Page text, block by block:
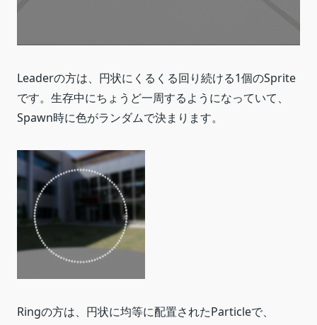
Leaderの方は、円状にくるくる回り続ける1個のSprite
です。生存中にちょうど一周するようになっていて、
Spawn時に色がランダムで決まります。
Ringの方は、円状に均等に配置されたParticleで、